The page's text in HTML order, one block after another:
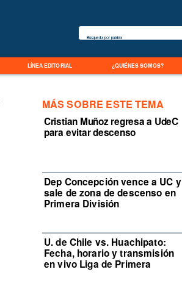
LÍNEA EDITORIAL ¿QUIÉNES SOMOS?
Búsqueda por palabra
Cristian Muñoz regresa a UdeC
para evitar descenso
Dep Concepción vence a UC y
sale de zona de descenso en
Primera División
U. de Chile vs. Huachipato:
Fecha, horario y transmisión
en vivo Liga de Primera
MÁS SOBRE ESTE TEMA